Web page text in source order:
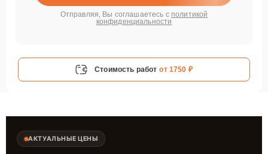
Отправляя, Вы соглашаетесь с политикой
конфиденциальности
Стоимость работ от 1750 ₽
АКТУАЛЬНЫЕ ЦЕНЫ